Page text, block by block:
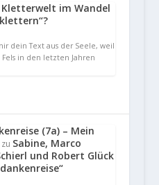
Kletterwelt im Wandel
dein Text aus der Seele, weil
in den letzten Jahren
(7a) – Mein
zu Sabine, Marco
und Robert Glück